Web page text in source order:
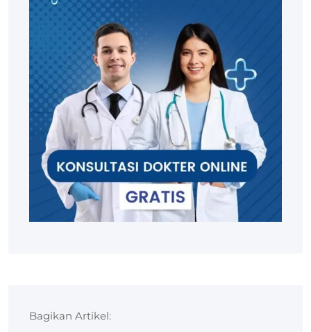
Bagikan Artikel: